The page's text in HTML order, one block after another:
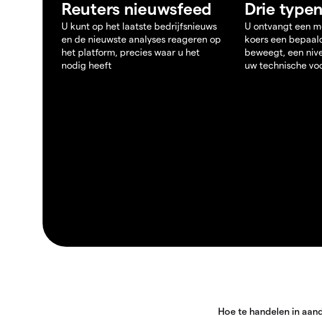
Reuters nieuwsfeed
U kunt op het laatste bedrijfsnieuws
en de nieuwste analyses reageren op
het platform, precies waar u het
nodig heeft
Drie
U ontvangt een
koers een
beweegt, een
uw technische